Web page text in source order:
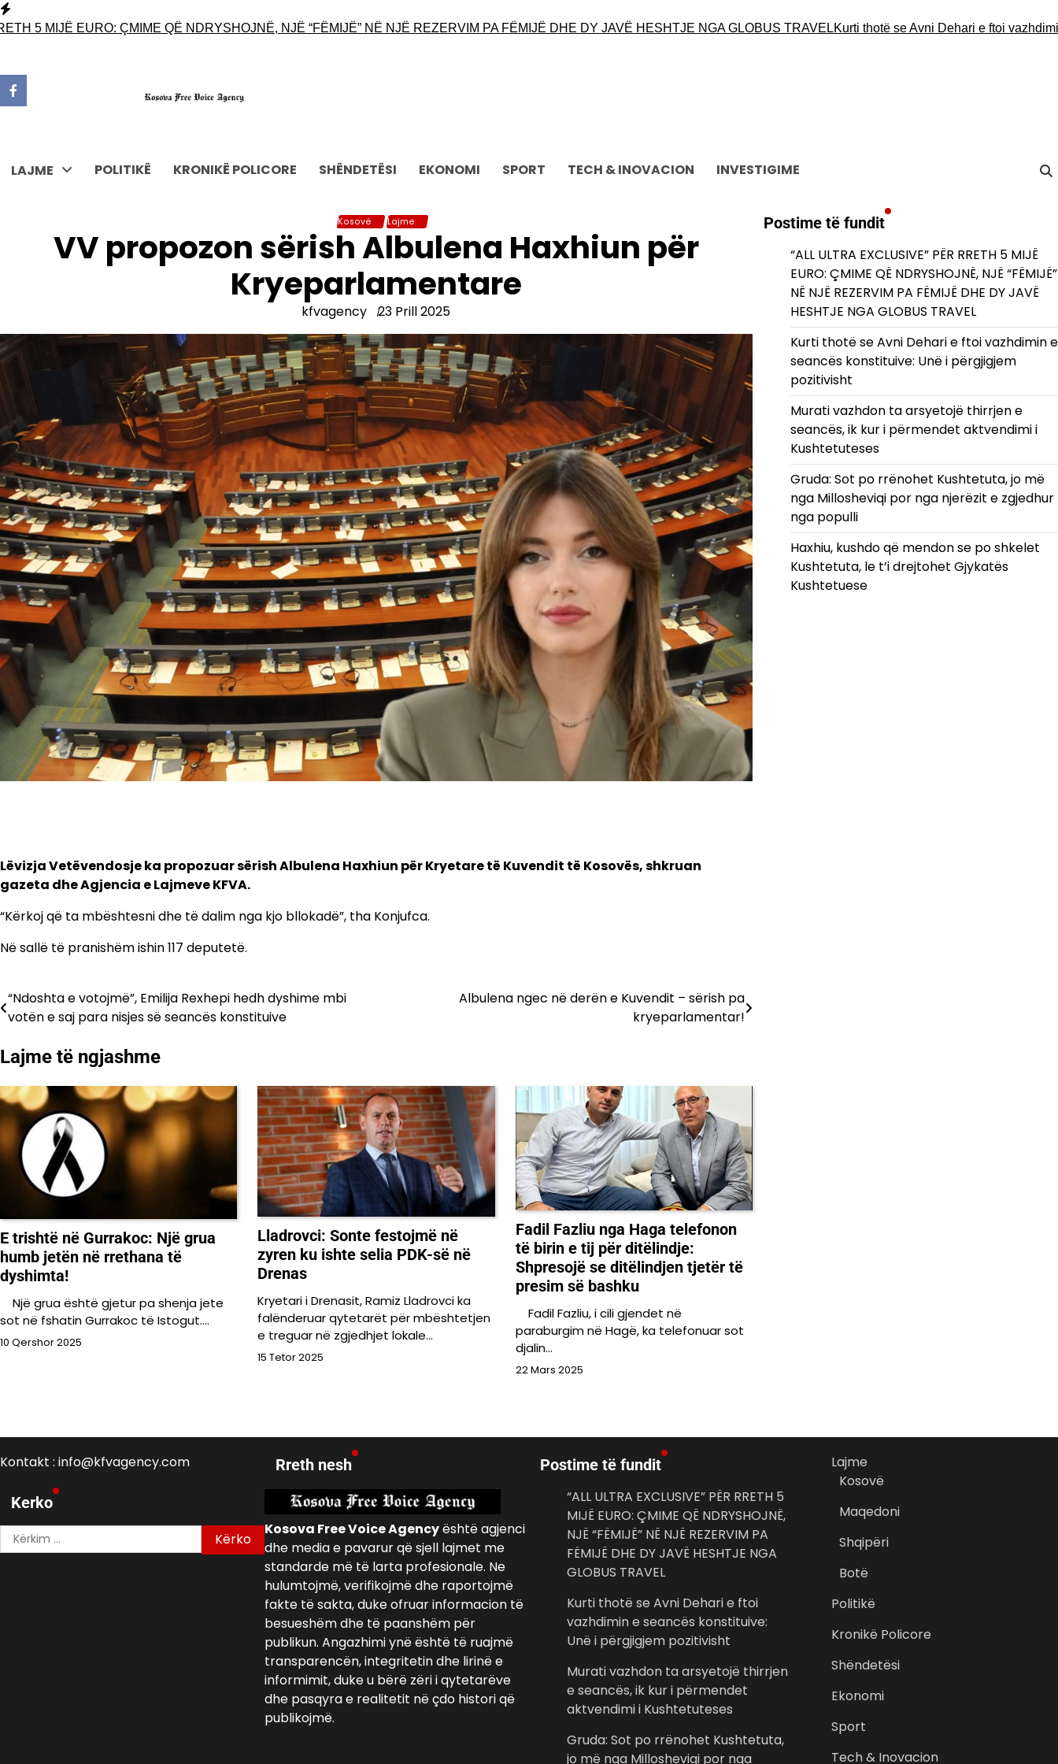
Skip
to MIJË EURO: ÇMIME QË NDRYSHOJNË, NJË “FËMIJË” NË NJË REZERVIM PA FËMIJË DHE DY JAVË HESHTJE NGA GLOBUS TRAVELKurti thotë se Avni Dehari e ftoi vazhdimin e
LAJME POLITIKË KRONIKË POLICORE SHËNDETËSI EKONOMI SPORT TECH & INOVACION INVESTIGIME
Kosovë Lajme
VV propozon sërish Albulena Haxhiun për
Kryeparlamentare
kfvagency 23 Prill 2025
Lëvizja Vetëvendosje ka propozuar sërish Albulena Haxhiun për Kryetare të Kuvendit të Kosovës, shkruan
gazeta dhe Agjencia e Lajmeve KFVA.
“Kërkoj që ta mbështesni dhe të dalim nga kjo bllokadë”, tha Konjufca.
Në sallë të pranishëm ishin 117 deputetë.
Lëvizje
postimet
“Ndoshta e votojmë”, Emilija Rexhepi hedh dyshime mbi
votën e saj para nisjes së seancës konstituive
Albulena ngec në derën e Kuvendit – sërish pa
kryeparlamentar!
Lajme të ngjashme
E trishtë në Gurrakoc: Një grua
humb jetën në rrethana të
dyshimta!
Një grua është gjetur pa shenja jete
sot në fshatin Gurrakoc të Istogut.…
10 Qershor 2025
Lladrovci: Sonte festojmë në
zyren ku ishte selia PDK-së në
Drenas
Kryetari i Drenasit, Ramiz Lladrovci ka
falënderuar qytetarët për mbështetjen
e treguar në zgjedhjet lokale…
15 Tetor 2025
Fadil Fazliu nga Haga telefonon
të birin e tij për ditëlindje:
Shpresojë se ditëlindjen tjetër të
presim së bashku
Fadil Fazliu, i cili gjendet në
paraburgim në Hagë, ka telefonuar sot
djalin…
22 Mars 2025
Postime të fundit
“ALL ULTRA EXCLUSIVE” PËR RRETH 5 MIJË
EURO: ÇMIME QË NDRYSHOJNË, NJË “FËMIJË”
NË NJË REZERVIM PA FËMIJË DHE DY JAVË
HESHTJE NGA GLOBUS TRAVEL
Kurti thotë se Avni Dehari e ftoi vazhdimin e
seancës konstituive: Unë i përgjigjem
pozitivisht
Murati vazhdon ta arsyetojë thirrjen e
seancës, ik kur i përmendet aktvendimi i
Kushtetuteses
Gruda: Sot po rrënohet Kushtetuta, jo më
nga Millosheviqi por nga njerëzit e zgjedhur
nga populli
Haxhiu, kushdo që mendon se po shkelet
Kushtetuta, le t’i drejtohet Gjykatës
Kushtetuese
Kontakt : info@kfvagency.com
Kerko
Kërko
për:
Rreth nesh
Kosova Free Voice Agencyështë agjenci
dhe media e pavarur që sjell lajmet me
standarde më të larta profesionale. Ne
hulumtojmë, verifikojmë dhe raportojmë
fakte të sakta, duke ofruar informacion të
besueshëm dhe të paanshëm për
publikun. Angazhimi ynë është të ruajmë
transparencën, integritetin dhe lirinë e
informimit, duke u bërë zëri i qytetarëve
dhe pasqyra e realitetit në çdo histori që
publikojmë.
Postime të fundit
“ALL ULTRA EXCLUSIVE” PËR RRETH 5
MIJË EURO: ÇMIME QË NDRYSHOJNË,
NJË “FËMIJË” NË NJË REZERVIM PA
FËMIJË DHE DY JAVË HESHTJE NGA
GLOBUS TRAVEL
Kurti thotë se Avni Dehari e ftoi
vazhdimin e seancës konstituive:
Unë i përgjigjem pozitivisht
Murati vazhdon ta arsyetojë thirrjen
e seancës, ik kur i përmendet
aktvendimi i Kushtetuteses
Gruda: Sot po rrënohet Kushtetuta,
jo më nga Millosheviqi por nga
Lajme
Kosovë
Maqedoni
Shqipëri
Botë
Politikë
Kronikë Policore
Shëndetësi
Ekonomi
Sport
Tech & Inovacion